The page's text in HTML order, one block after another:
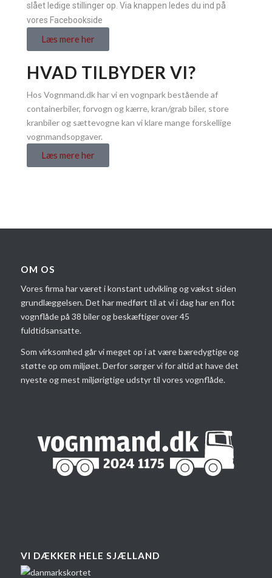
slået ledige stillinger op. Via knappen ledes du ind på
vores Facebookside
Læs mere her
HVAD TILBYDER VI?
Hos Vognmand.dk har vi en vognpark bestående af
containerbiler, forvogn og kærre, kran/grab biler, store
kranbiler og sættevogne kan vi klare mange forskellige
vognmandsopgaver.
Læs mere her
OM OS
Vores firma har været i konstant udvikling og vækst siden
grundlæggelsen. Det har medført til at vi i dag har en flot
vognflåde på 38 biler og beskæftiger over 45
fuldtidsansatte.
Som virksomhed går vi meget op i at være bæredygtige og
støtte op om miljøet. Derfor sørger vi for altid at have det
nyeste og mest miljørigtige udstyr til vores vognflåde.
VI DÆKKER HELE SJÆLLAND